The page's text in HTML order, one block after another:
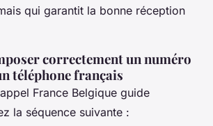
qui garantit la bonne réception
correctement un numéro
téléphone français
France Belgique guide
la séquence suivante :